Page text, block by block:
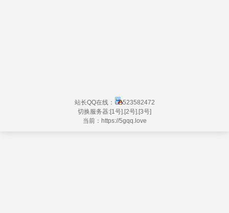
站长QQ在线：
523582472
切换服务器:[1号] [2号] [3号]
当前：https://5gqq.love